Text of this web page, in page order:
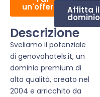
un'offerta Affitta il
dominio
Descrizione
Sveliamo il potenziale
di genovahotels.it, un
dominio premium di
alta qualità, creato nel
2004 e arricchito da